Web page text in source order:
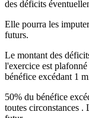
des déficits
Elle pourra les imputer
futurs.
Le montant des
l'exercice est
bénéfice excédant 1
50% du bénéfice
toutes circonstances .